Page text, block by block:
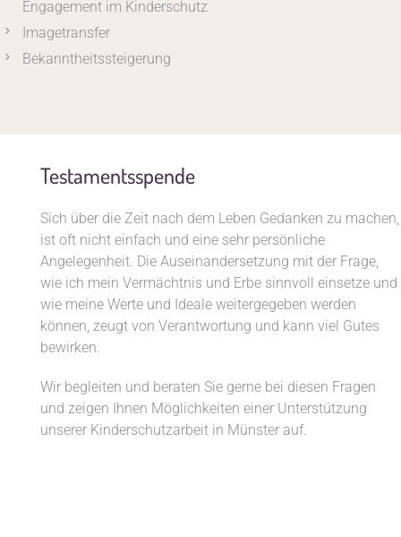
Engagement im Kinderschutz
Imagetransfer
Bekanntheitssteigerung
Testamentsspende
Sich über die Zeit nach dem Leben Gedanken zu machen,
ist oft nicht einfach und eine sehr persönliche
Angelegenheit. Die Auseinandersetzung mit der Frage,
wie ich mein Vermächtnis und Erbe sinnvoll einsetze und
wie meine Werte und Ideale weitergegeben werden
können, zeugt von Verantwortung und kann viel Gutes
bewirken.
Wir begleiten und beraten Sie gerne bei diesen Fragen
und zeigen Ihnen Möglichkeiten einer Unterstützung
unserer Kinderschutzarbeit in Münster auf.